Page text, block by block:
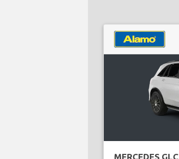
MERCEDES GLC